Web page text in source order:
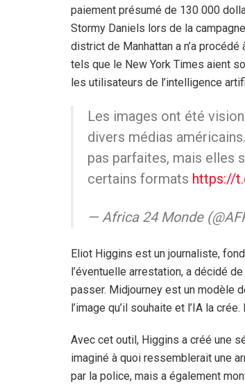
paiement présumé de 130 000
Stormy Daniels lors de la
district de Manhattan a n’a
tels que le New York Times aient
les utilisateurs de l’intelligence
Les images ont été
divers médias
pas parfaites, mais elles
certains formats https://
— Africa 24 Monde
Eliot Higgins est un journaliste,
l’éventuelle arrestation, a décidé
passer. Midjourney est un modèle
l’image qu’il souhaite et l’IA la
Avec cet outil, Higgins a créé une
imaginé à quoi ressemblerait une
par la police, mais a également